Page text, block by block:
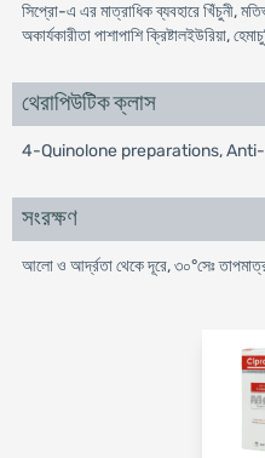
সিপ্রো-এ এর মাত্রাধিক ব্যবহারে খিঁচুনী,
অকার্যকারীতা পাশাপাশি ক্রিষ্টালইউরিয়া,
থেরাপিউটিক ক্লাস
4-Quinolone preparations,
সংরক্ষণ
আলো ও আর্দ্রতা থেকে দূরে, ৩০°সেঃ